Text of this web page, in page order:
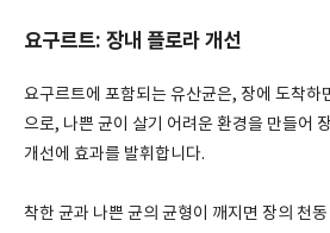
요구르트: 장내 플로라 개선
요구르트에 포함되는 유산균은, 장에 도착하
으로, 나쁜 균이 살기 어려운 환경을 만들어
개선에 효과를 발휘합니다.
착한 균과 나쁜 균의 균형이 깨지면 장의 천